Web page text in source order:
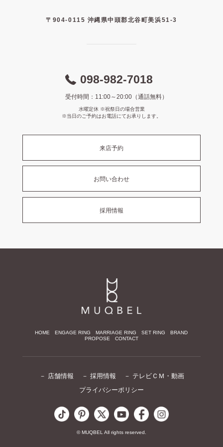
〒904-0115 沖縄県中頭郡北谷町美浜51-3
098-982-7018
受付時間：11:00～20:00（通話無料）
水曜定休 ※祝祭日の場合営業
※当日のご予約はお電話にてお承りします。
来店予約
お問い合わせ
採用情報
HOME ENGAGE RING MARRIAGE RING SET RING
BRAND
PROPOSE
CONTACT
－ 店舗情報 － 採用情報
－ テレビＣＭ・動画
プライバシーポリシー
© MUQBEL All rights reserved.